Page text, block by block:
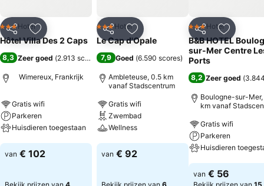
Delen Toevoegen aan favorieten
3 Sterren
Hotel
Hôtel Villa Des 2 Caps
8,3 Zeer goed (2.913 scores )
Wimereux, Frankrijk
Gratis wifi
Parkeren
Huisdieren toegestaan
Prijzen bekijken
van € 102
Delen Toevoegen aan favorieten
3 Sterren
Hotel
Le Cap d'Opale
7,9 Goed (6.590 scores)
Ambleteuse, 0.5 km
vanaf Stadscentrum
Gratis wifi
Zwembad
Wellness
Prijzen bekijken
van € 92
Delen
3 Sterren
Hotel
B&B HOTEL
sur-Mer Centre
Ports
8,2 Zeer goed (
Boulogne-sur-Mer,
km vanaf
Gratis wifi
Parkeren
Huisdieren
Prijzen bekijken
van € 56